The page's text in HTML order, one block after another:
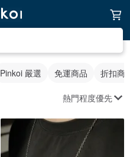
Pinkoi 嚴選 免運商品 折扣商
熱門程度優先